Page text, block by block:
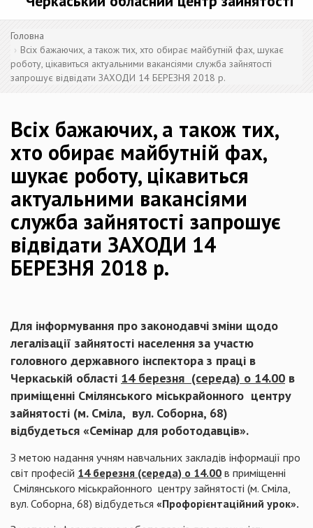
Головна
Всіх бажаючих, а також тих, хто обирає майбутній фах, шукає
роботу, цікавиться актуальними вакансіями служба зайнятості
запрошує відвідати ЗАХОДИ 14 БЕРЕЗНЯ 2018 р.
Всіх бажаючих, а також тих,
хто обирає майбутній фах,
шукає роботу, цікавиться
актуальними вакансіями
служба зайнятості запрошує
відвідати ЗАХОДИ 14
БЕРЕЗНЯ 2018 р.
Для інформування про законодавчі зміни щодо
легалізації зайнятості населення за участю
головного державного інспектора з праці в
Черкаській області 14 березня (середа) о 14.00 в
приміщенні Смілянського міськрайонного центру
зайнятості (м. Сміла, вул. Соборна, 68)
відбудеться «Семінар для роботодавців».
З метою надання учням навчальних закладів інформації про
світ професій 14 березня (середа) о 14.00 в приміщенні
Смілянського міськрайонного центру зайнятості (м. Сміла,
вул. Соборна, 68) відбудеться «Профорієнтаційний урок».